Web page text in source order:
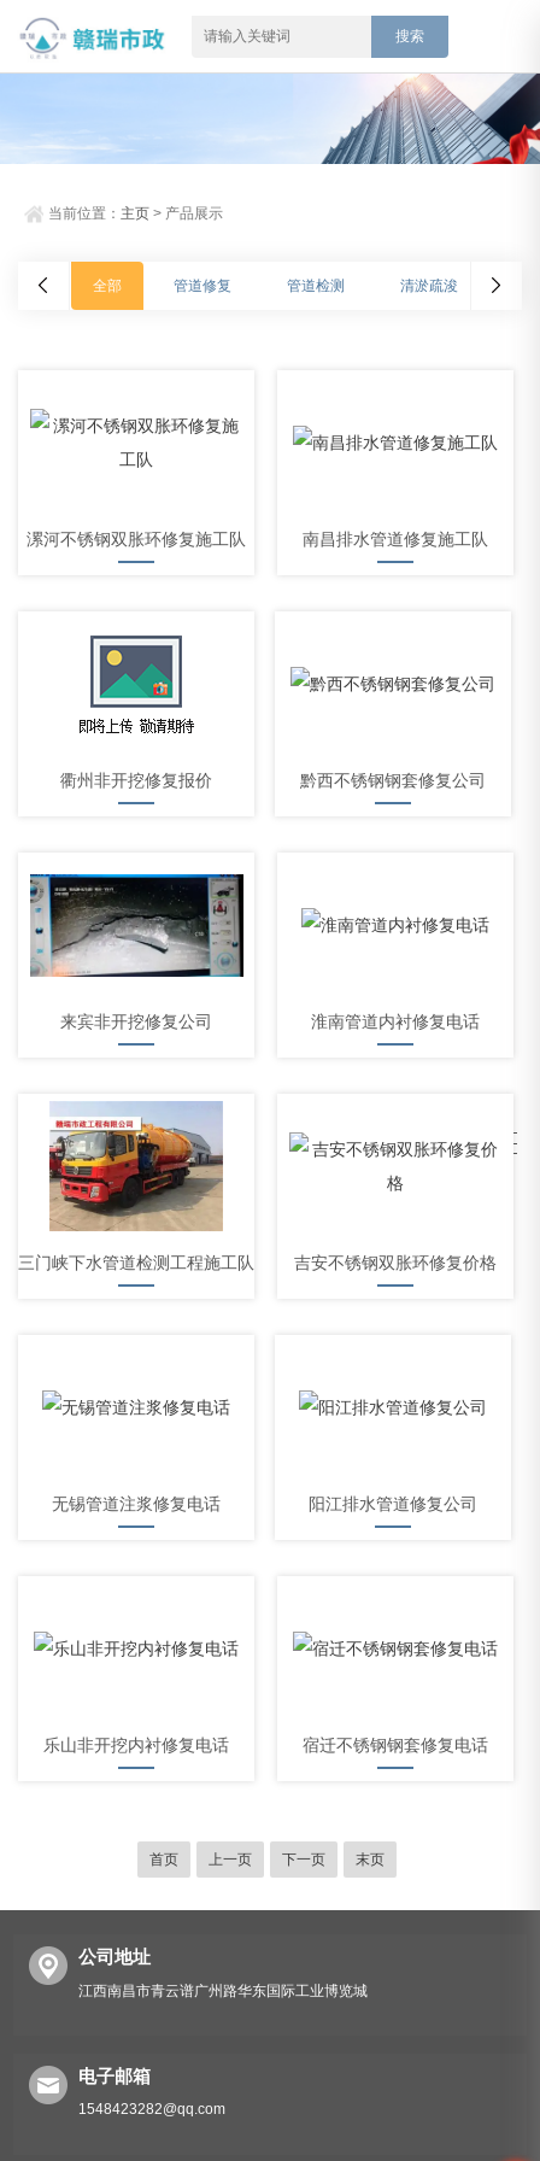
当前位置： 主页 > 产品展示
全部 管道修复 管道检测 清淤疏浚
漯河不锈钢双胀环修复施工队 南昌排水管道修复施工队
衢州非开挖修复报价 黔西不锈钢钢套修复公司
来宾非开挖修复公司 淮南管道内衬修复电话
三门峡下水管道检测工程施工队 吉安不锈钢双胀环修复价格
无锡管道注浆修复电话 阳江排水管道修复公司
乐山非开挖内衬修复电话 宿迁不锈钢钢套修复电话
首页 上一页 下一页 末页
公司地址
江西南昌市青云谱广州路华东国际工业博览城
电子邮箱
1548423282@qq.com